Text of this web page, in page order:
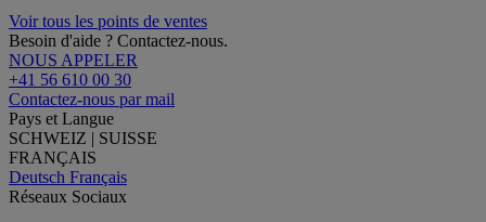
Voir tous les points de ventes
Besoin d'aide ? Contactez-nous.
NOUS APPELER
+41 56 610 00 30
Contactez-nous par mail
Pays et Langue
SCHWEIZ | SUISSE
FRANÇAIS
Deutsch Français
Réseaux Sociaux